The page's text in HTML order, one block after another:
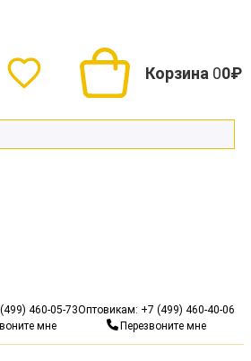
Корзина 00₽
10 лет Оптовикам: +7 (499) 460-40-06
Перезвоните мне
460-05-73
мне